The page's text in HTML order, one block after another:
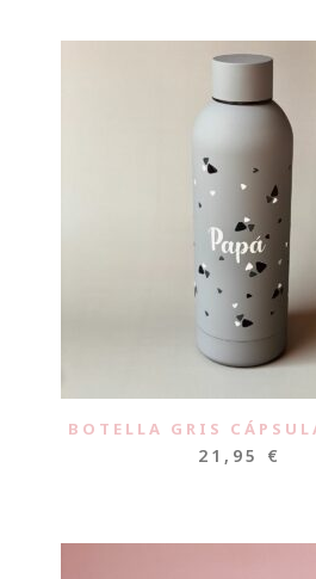
BOTELLA GRIS
21,95 €